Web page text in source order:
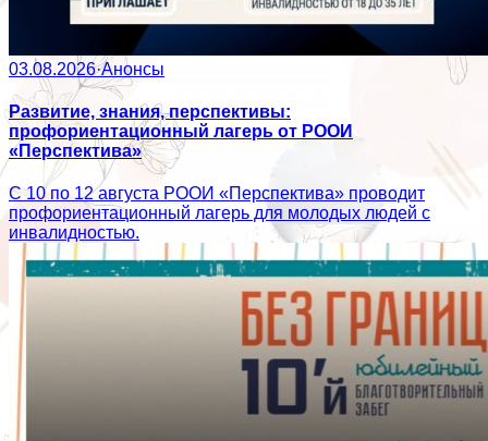
03.08.2026·Анонсы
Развитие, знания, перспективы:
профориентационный лагерь от РООИ
«Перспектива»
С 10 по 12 августа РООИ «Перспектива» проводит
профориентационный лагерь для молодых людей с
инвалидностью.